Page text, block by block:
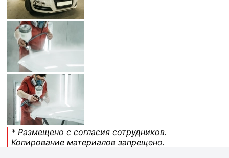
* Размещено с согласия сотрудников.
Копирование материалов запрещено.